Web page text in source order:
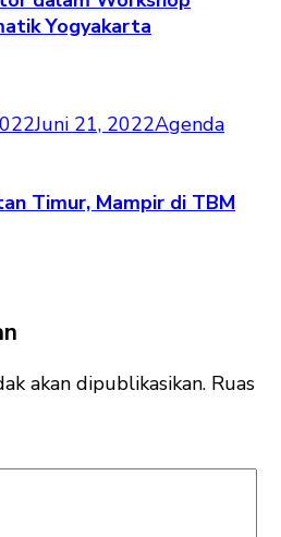
Yogyakarta
Juni 21, 2022Agenda
Timur, Mampir di TBM
akan dipublikasikan. Ruas